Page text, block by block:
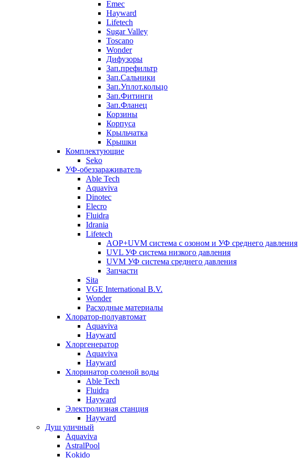
Emec
Hayward
Lifetech
Sugar Valley
Toscano
Wonder
Дифузоры
Зап.префильтр
Зап.Сальники
Зап.Уплот.кольцо
Зап.Фитинги
Зап.Фланец
Корзины
Корпуcа
Крыльчатка
Крышки
Комплектующие
Seko
УФ-обеззараживатель
Able Tech
Aquaviva
Dinotec
Elecro
Fluidra
Idrania
Lifetech
AOP+UVM система с озоном и УФ среднего давления
UVL УФ система низкого давления
UVM УФ система среднего давления
Запчасти
Sita
VGE International B.V.
Wonder
Расходные материалы
Хлоратор-полуавтомат
Aquaviva
Hayward
Хлоргенератор
Aquaviva
Hayward
Хлоринатор соленой воды
Able Tech
Fluidra
Hayward
Электролизная станция
Hayward
Душ уличный
Aquaviva
AstralPool
Kokido